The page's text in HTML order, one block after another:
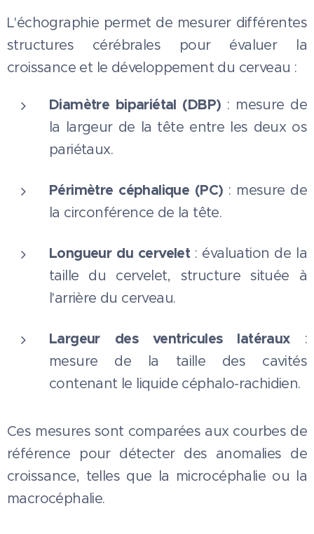
L'échographie permet de mesurer différentes
structures cérébrales pour évaluer la
croissance et le développement du cerveau :
Diamètre bipariétal (DBP) : mesure de
la largeur de la tête entre les deux os
pariétaux.
Périmètre céphalique (PC) : mesure de
la circonférence de la tête.
Longueur du cervelet: évaluation de la
taille du cervelet, structure située à
l'arrière du cerveau.
Largeur des ventricules latéraux:
mesure de la taille des cavités
contenant le liquide céphalo-rachidien.
Ces mesures sont comparées aux courbes de
référence pour détecter des anomalies de
croissance, telles que la microcéphalie ou la
macrocéphalie.